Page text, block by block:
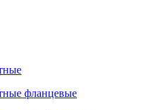
фланцевые